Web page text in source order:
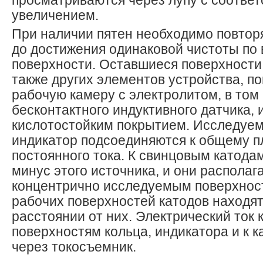
увеличением.
При наличии пятен необходимо
до достижения одинаковой чистоты
поверхности. Оставшиеся
также других элементов устройства,
рабочую камеру с электролитом, в том
бесконтактного индуктивного датчика,
кислотостойким покрытием.
индикатор подсоединяются к общему
постоянного тока. К свинцовым
минус этого источника, и они
концентрично исследуемым
рабочих поверхностей катодов
расстоянии от них. Электрический
поверхностям кольца, индикатора и к
через токосъемник.